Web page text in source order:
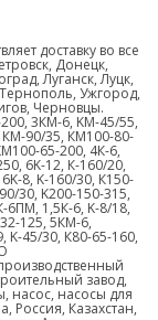
доставку во все
Донецк,
Луганск, Луцк,
Ужгород,
Черновцы.
3КМ-6, KM-45/55,
КМ-90/35, КМ100-80-
65-200, 4К-6,
6K-12, К-160/20,
8, K-160/30, К150-
30, K200-150-315,
6ПМ, 1,5К-6, K-8/18,
125, 5КМ-6,
K-45/30, К80-65-160,
завод,
насос, насосы для
Россия, Казахстан,